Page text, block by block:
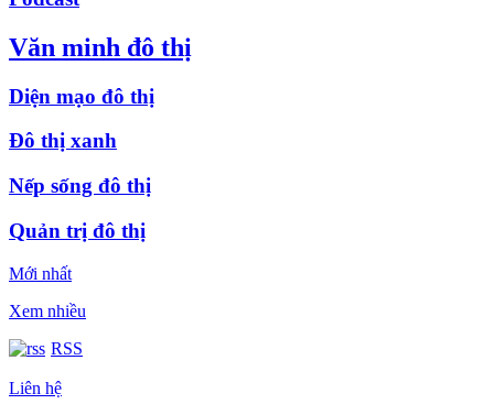
Văn minh đô thị
Diện mạo đô thị
Đô thị xanh
Nếp sống đô thị
Quản trị đô thị
Mới nhất
Xem nhiều
RSS
Liên hệ